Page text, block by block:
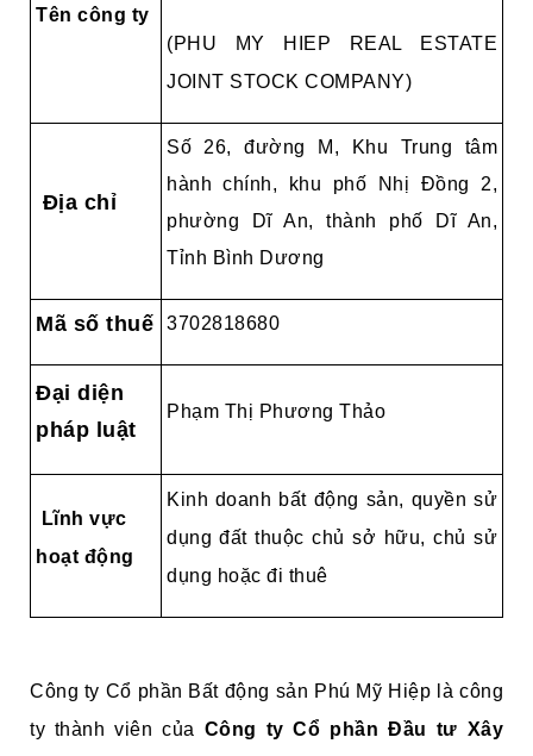
Tên công ty
(PHU MY HIEP REAL ESTATE
JOINT STOCK COMPANY)
Địa chỉ
Số 26, đường M, Khu Trung tâm
hành chính, khu phố Nhị Đồng 2,
phường Dĩ An, thành phố Dĩ An,
Tỉnh Bình Dương
Mã số thuế 3702818680
Đại diện
pháp luật
Phạm Thị Phương Thảo
Lĩnh vực
hoạt động
Kinh doanh bất động sản, quyền sử
dụng đất thuộc chủ sở hữu, chủ sử
dụng hoặc đi thuê
Công ty Cổ phần Bất động sản Phú Mỹ Hiệp là công
ty thành viên của Công ty Cổ phần Đầu tư Xây